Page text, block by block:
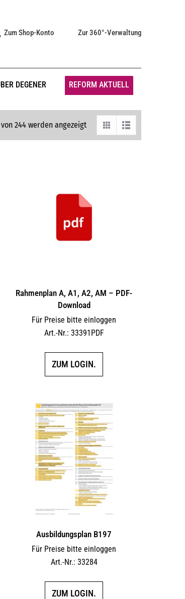
Zum Shop-Konto Zur 360°-Verwaltung
DEGENER REFORM AKTUELL
244 werden angezeigt
Rahmenplan A, A1, A2, AM – PDF-
Download
Für Preise bitte einloggen
Art.-Nr.: 33391PDF
ZUM LOGIN.
Ausbildungsplan B197
Für Preise bitte einloggen
Art.-Nr.: 33284
ZUM LOGIN.